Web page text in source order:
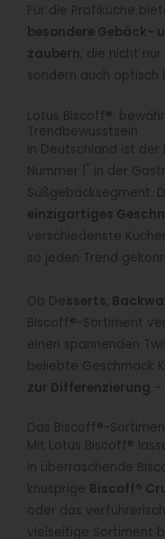
Für die Profiküche
besondere Gebäck-
zaubern, die nicht
sondern auch optisch
Lotus Biscoff®:
Trendbewusstsein
In Deutschland ist
Nummer 1 in der
Süßgebäcksegment.
einzigartiges
verschiedenste
so jeden Trend
Ob Desserts,
Biscoff®-Sortiment
einen spannenden
beliebte Geschmack
zur Differenzierung –
Das Biscoff®-
Mit Lotus Biscoff®
in überraschende
knusprige Biscoff®
oder das
vielseitige Sortiment